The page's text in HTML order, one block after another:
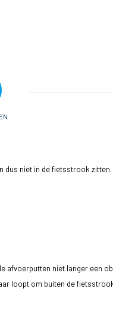
dus niet in de fietsstrook
afvoerputten niet langer een
loopt om buiten de